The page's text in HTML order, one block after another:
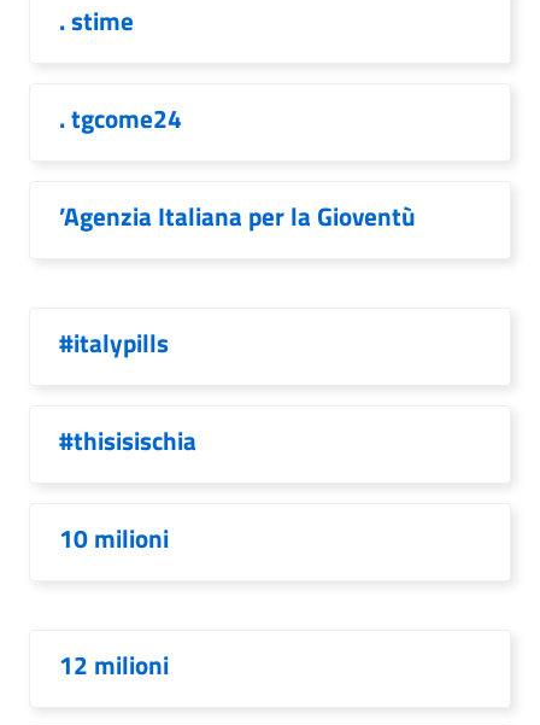
. stime
. tgcome24
’Agenzia Italiana per la Gioventù
#italypills
#thisisischia
10 milioni
12 milioni